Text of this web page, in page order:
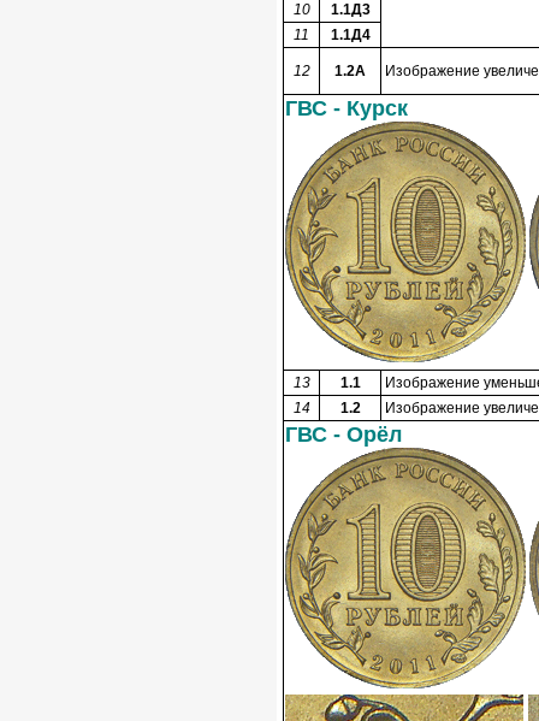
10
1.1Д3
11
1.1Д4
12 1.2А Изображение
ГВС - Курск
13 1.1
Изображение
14
1.2 Изображение
ГВС - Орёл